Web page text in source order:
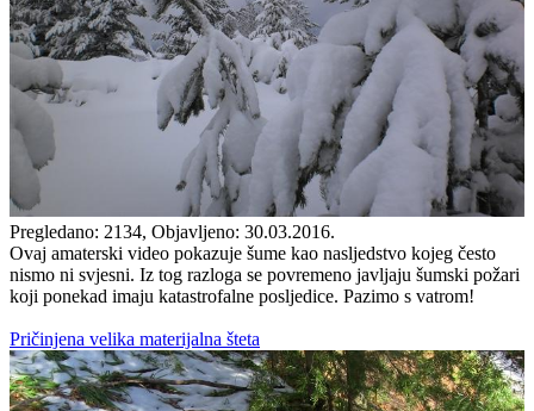
Pregledano: 2134, Objavljeno: 30.03.2016.
Ovaj amaterski video pokazuje šume kao nasljedstvo kojeg često
nismo ni svjesni. Iz tog razloga se povremeno javljaju šumski požari
koji ponekad imaju katastrofalne posljedice. Pazimo s vatrom!
Pričinjena velika materijalna šteta